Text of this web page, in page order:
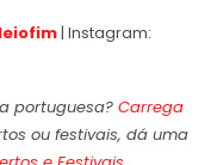
| Instagram:
portuguesa? Carrega
ou festivais, dá uma